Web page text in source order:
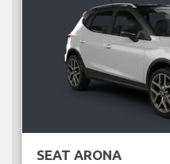
SEAT ARONA